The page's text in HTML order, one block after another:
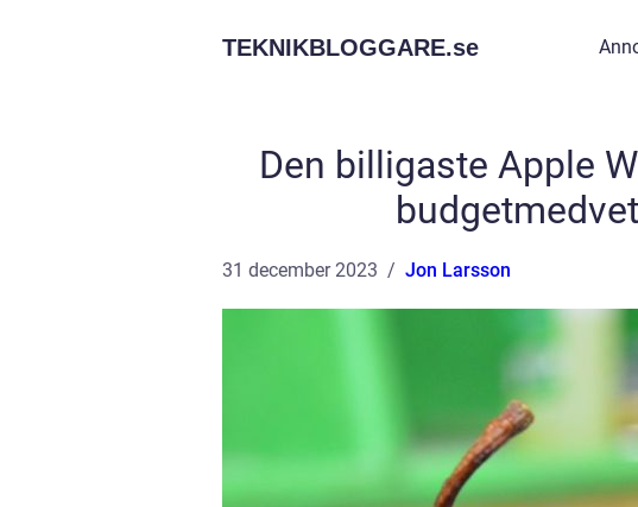
TEKNIKBLOGGARE.se
Den billigaste Apple
31 december 2023 Jon Larsson